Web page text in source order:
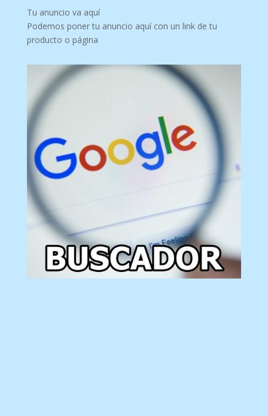
Tu anuncio va aquí
Podemos poner tu anuncio aquí con un link de tu
producto o página